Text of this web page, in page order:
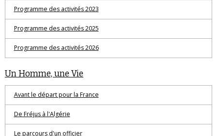
Programme des activités 2023
Programme des activités 2025
Programme des activités 2026
Un Homme, une Vie
Avant le départ pour la France
De Fréjus à l'Algérie
Le parcours d'un officier